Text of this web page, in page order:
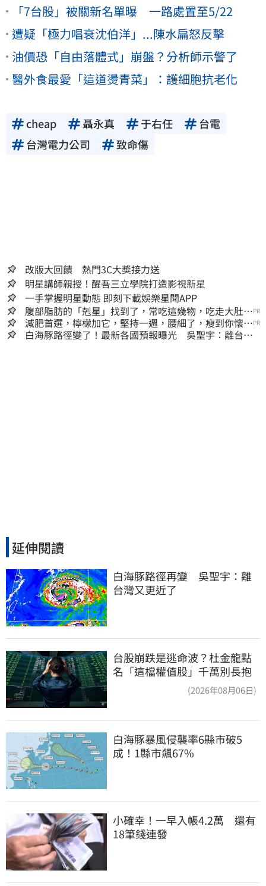
「7台股」被關新名單曝 一路處置至5/22
遭疑「極力唱衰沈伯洋」...陳水扁怒反擊
油價恐「自由落體式」崩盤？分析師示警了
醫外食最愛「這道燙青菜」：護細胞抗老化
cheap 聶永真 于右任
台電
台灣電力公司
致命傷
改版大回饋 熱門3C大獎接力送
明星講師親授！醒吾三立學院打造影視新星
一手掌握明星動態 即刻下載娛樂星聞APP
腹部脂肪的「剋星」找到了，常吃這幾物，吃走大肚
囊，瘦出小蠻腰
PR
減肥首選，檸檬加它，堅持一週，腰細了，瘦到你懷疑
人生
PR
白海豚路徑變了！最新各國預報曝光 吳聖宇：離台灣
延伸閱讀
白海豚路徑再變　吳聖宇：離
台灣又更近了
台股崩跌是逃命波？杜金龍點
名「這檔權值股」千萬別長抱
(2026年08月06日)
白海豚暴風侵襲率6縣市破5
成！1縣市飆67%
小確幸！一早入帳4.2萬　還有
18筆錢連發